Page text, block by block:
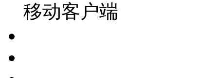
移动客户端